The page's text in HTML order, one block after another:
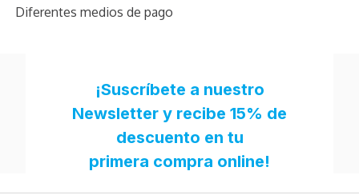
Diferentes medios de pago